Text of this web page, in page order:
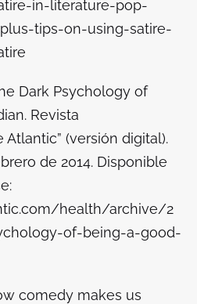
in-literature-pop-
tips-on-using-satire-
Dark Psychology of
Revista
(versión digital).
de 2014. Disponible
health/archive/2
of-being-a-good-
comedy makes us